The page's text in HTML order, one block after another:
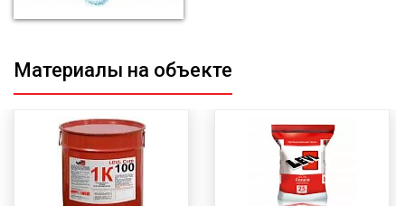
Материалы на объекте